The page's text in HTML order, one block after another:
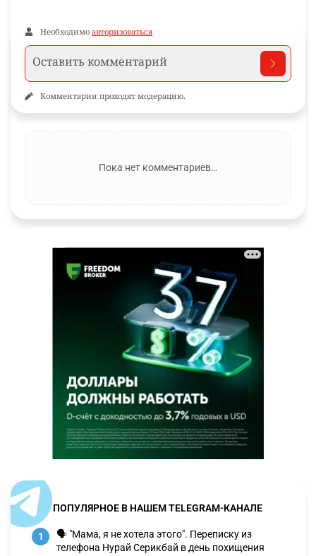
Необходимо авторизоваться
Комментарии проходят модерацию.
Пока нет комментариев…
ПОПУЛЯРНОЕ В НАШЕМ TELEGRAM-КАНАЛЕ
1
🗣 "Мама, я не хотела этого". Переписку из
телефона Нурай Серикбай в день похищения